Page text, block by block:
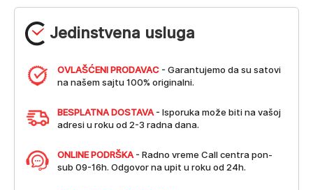
Jedinstvena usluga
OVLAŠĆENI PRODAVAC - Garantujemo da su satovi
na našem sajtu 100% originalni.
BESPLATNA DOSTAVA - Isporuka može biti na vašoj
adresi u roku od 2-3 radna dana.
ONLINE PODRŠKA - Radno vreme Call centra pon-
sub 09-16h. Odgovor na upit u roku od 24h.